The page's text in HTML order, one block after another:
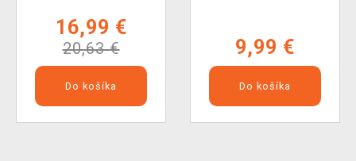
16,99 €
20,63 €
Do košíka
9,99 €
Do košíka